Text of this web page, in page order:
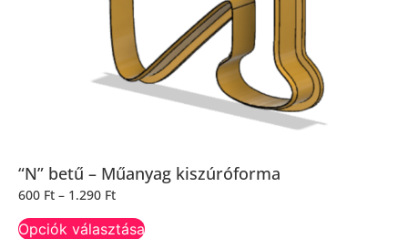
“N” betű – Műanyag kiszúróforma
600 Ft – 1.290 Ft
Opciók választása